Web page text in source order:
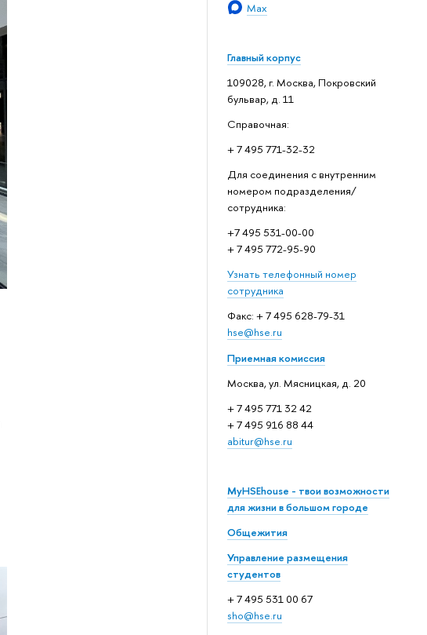
Max
Главный корпус
109028, г. Москва, Покровский
бульвар, д. 11
Справочная:
+ 7 495 771-32-32
Для соединения с внутренним
номером подразделения/
сотрудника:
+7 495 531-00-00
+ 7 495 772-95-90
Узнать телефонный номер
сотрудника
Факс: + 7 495 628-79-31
hse@hse.ru
Приемная комиссия
Москва, ул. Мясницкая, д. 20
+ 7 495 771 32 42
+ 7 495 916 88 44
abitur@hse.ru
MyHSEhouse - твои возможности
для жизни в большом городе
Общежития
Управление размещения
студентов
+ 7 495 531 00 67
sho@hse.ru